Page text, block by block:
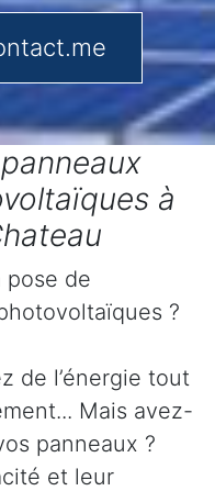
à
pose de
?
de l’énergie tout
Mais avez-
panneaux ?
et leur